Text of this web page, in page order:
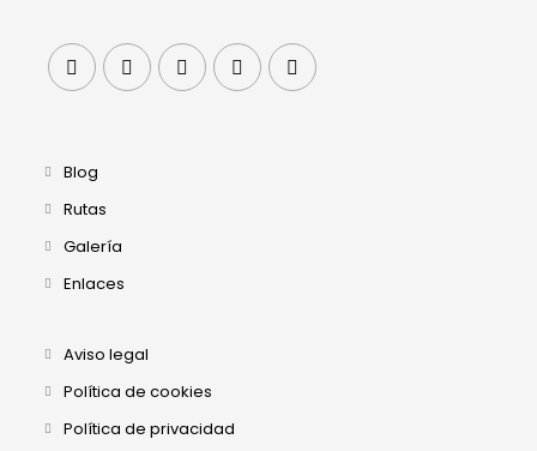
Blog
Rutas
Galería
Enlaces
Aviso legal
Política de cookies
Política de privacidad